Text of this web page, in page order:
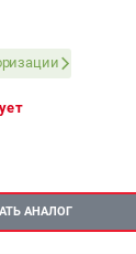
АНАЛОГ